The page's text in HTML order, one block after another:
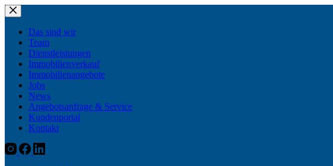
Zum
Inhalt
springenDas sind wir
Team
Dienstleistungen
Immobilienverkauf
Immobilienangebote
Jobs
News
Angebotsanfrage & Service
Kundenportal
Kontakt